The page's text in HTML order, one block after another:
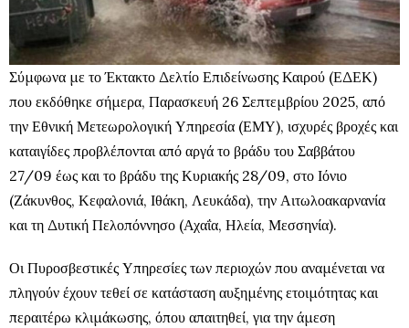
Σύμφωνα με το Έκτακτο Δελτίο Επιδείνωσης Καιρού (ΕΔΕΚ)
που εκδόθηκε σήμερα, Παρασκευή 26 Σεπτεμβρίου 2025, από
την Εθνική Μετεωρολογική Υπηρεσία (ΕΜΥ), ισχυρές βροχές και
καταιγίδες προβλέπονται από αργά το βράδυ του Σαββάτου
27/09 έως και το βράδυ της Κυριακής 28/09, στο Ιόνιο
(Ζάκυνθος, Κεφαλονιά, Ιθάκη, Λευκάδα), την Αιτωλοακαρνανία
και τη Δυτική Πελοπόννησο (Αχαΐα, Ηλεία, Μεσσηνία).
Οι Πυροσβεστικές Υπηρεσίες των περιοχών που αναμένεται να
πληγούν έχουν τεθεί σε κατάσταση αυξημένης ετοιμότητας και
περαιτέρω κλιμάκωσης, όπου απαιτηθεί, για την άμεση